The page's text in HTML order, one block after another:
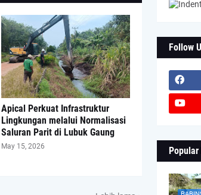
Apical Perkuat Infrastruktur
Lingkungan melalui Normalisasi
Saluran Parit di Lubuk Gaung
May 15, 2026
Follow
Popular